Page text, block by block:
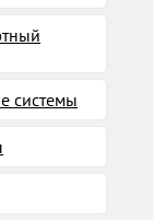
системы